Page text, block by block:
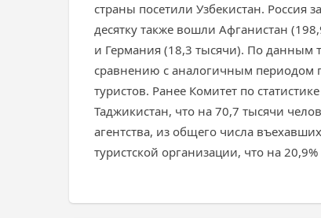
страны посетили Узбекистан. Россия
десятку также вошли Афганистан
и Германия (18,3 тысячи). По данным
сравнению с аналогичным периодом
туристов. Ранее Комитет по
Таджикистан, что на 70,7 тысячи
агентства, из общего числа
туристской организации, что на